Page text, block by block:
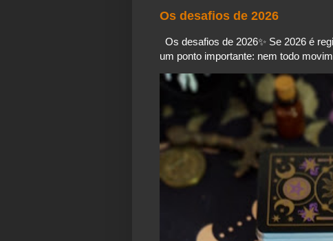
Os desafios de 2026
Os desafios de 2026✨️ Se 2026 é
um ponto importante: nem todo